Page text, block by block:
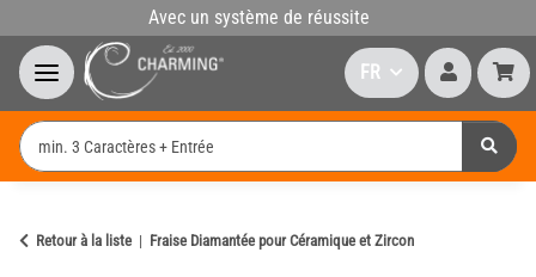
Avec un système de réussite
FR
Retour à la liste Fraise Diamantée pour Céramique et Zircon